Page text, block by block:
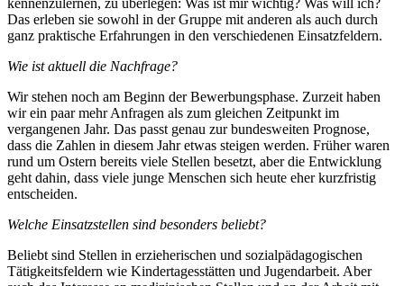
Das erleben sie sowohl in der Gruppe mit anderen als auch durch
ganz praktische Erfahrungen in den verschiedenen Einsatzfeldern.
Wie ist aktuell die Nachfrage?
Wir stehen noch am Beginn der Bewerbungsphase. Zurzeit haben
wir ein paar mehr Anfragen als zum gleichen Zeitpunkt im
vergangenen Jahr. Das passt genau zur bundesweiten Prognose,
dass die Zahlen in diesem Jahr etwas steigen werden. Früher waren
rund um Ostern bereits viele Stellen besetzt, aber die Entwicklung
geht dahin, dass viele junge Menschen sich heute eher kurzfristig
entscheiden.
Welche Einsatzstellen sind besonders beliebt?
Beliebt sind Stellen in erzieherischen und sozialpädagogischen
Tätigkeitsfeldern wie Kindertagesstätten und Jugendarbeit. Aber